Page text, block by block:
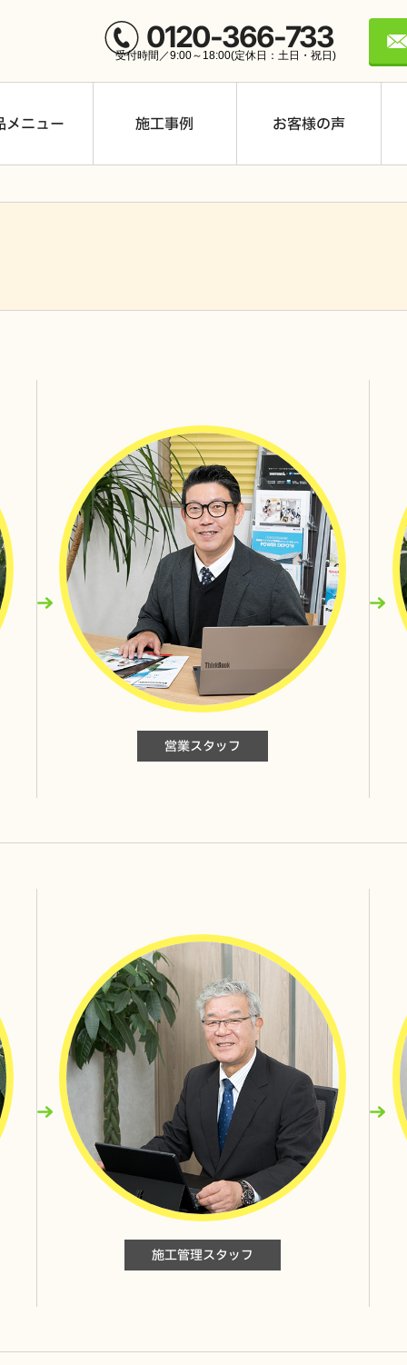
0120-366-733
受付時間／9:00～18:00(定休日：土日・祝日)
メニュー
Smart PV multi CB-
DAIKIN EQX46YFV
三菱 SRT-P556UB
施工事例 お客様の声
営業スタッフ
施工管理スタッフ